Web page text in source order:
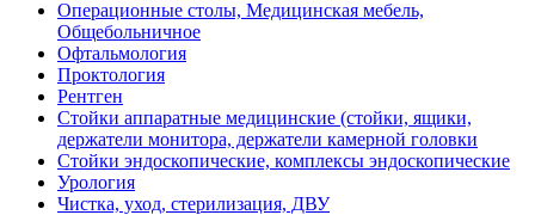
Операционные столы, Медицинская мебель,
Общебольничное
Офтальмология
Проктология
Рентген
Стойки аппаратные медицинские (стойки, ящики,
держатели монитора, держатели камерной головки
Стойки эндоскопические, комплексы эндоскопические
Урология
Чистка, уход, стерилизация, ДВУ